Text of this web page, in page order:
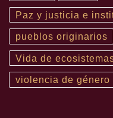
Paz y justicia e
pueblos originarios
Vida de
violencia de género